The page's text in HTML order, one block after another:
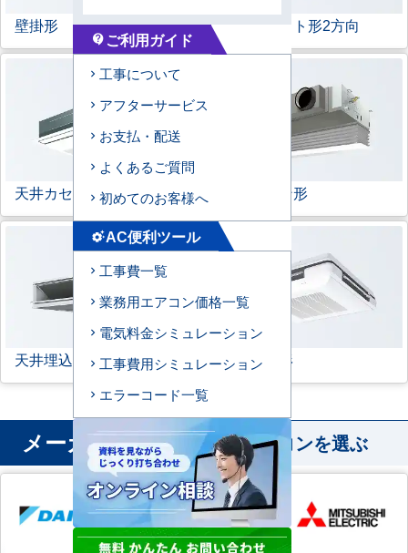
壁掛形 天井カセット形2方向
天井カセット形1方向 ビルトイン形
天井埋込ダクト形 天吊自在形
メーカー から業務用エアコンを選ぶ
contact_support ご利用ガイド
工事について
アフターサービス
お支払・配送
よくあるご質問
初めてのお客様へ
settings_suggestAC便利ツール
工事費一覧
業務用エアコン価格一覧
電気料金シミュレーション
工事費用シミュレーション
エラーコード一覧